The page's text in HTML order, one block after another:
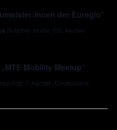
der Euregio“
Rütscher Straße 155, Aachen
Mobility Meetup“
7, Aachen, Deutschland